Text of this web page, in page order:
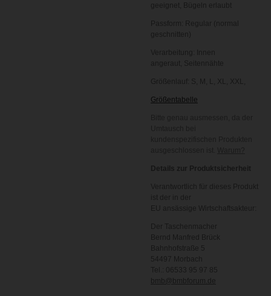
geeignet, Bügeln erlaubt
Passform: Regular (normal
geschnitten)
Verarbeitung:
Innen
angeraut,
Seitennähte
Größenlauf: S, M, L, XL, XXL,
Größentabelle
Details zur Produktsicherheit
Verantwortlich für dieses Produkt
ist der in der
EU ansässige Wirtschaftsakteur:
Der Taschenmacher
Bernd Manfred Brück
Bahnhofstraße 5
54497 Morbach
Tel.: 06533 95 97 85
bmb@bmbforum.de